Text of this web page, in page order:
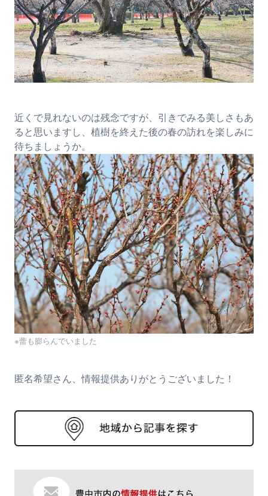
近くで見れないのは残念ですが、引きでみる美しさもあ
ると思いますし、植樹を終えた後の春の訪れを楽しみに
待ちましょうか。
※蕾も膨らんでいました
匿名希望さん、情報提供ありがとうございました！